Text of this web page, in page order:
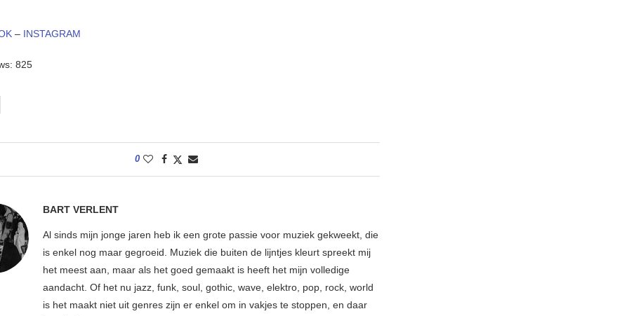
– INSTAGRAM
825
0
BART VERLENT
Al sinds mijn jonge jaren heb ik een grote passie voor muziek gekweekt, die
is enkel nog maar gegroeid. Muziek die buiten de lijntjes kleurt spreekt mij
het meest aan, maar als het goed gemaakt is heeft het mijn volledige
aandacht. Of het nu jazz, funk, soul, gothic, wave, elektro, pop, rock, world
is het maakt niet uit genres zijn er enkel om in vakjes te stoppen, en daar